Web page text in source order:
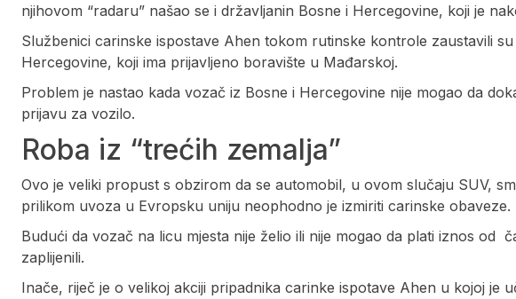
njihovom “radaru” našao se i državljanin Bosne i Hercegovine, koji je
Službenici carinske ispostave Ahen tokom rutinske kontrole zaustavili
Hercegovine, koji ima prijavljeno boravište u Mađarskoj.
Problem je nastao kada vozač iz Bosne i Hercegovine nije mogao da
prijavu za vozilo.
Roba iz “trećih zemalja”
Ovo je veliki propust s obzirom da se automobil, u ovom slučaju SUV,
prilikom uvoza u Evropsku uniju neophodno je izmiriti carinske obaveze.
Budući da vozač na licu mjesta nije želio ili nije mogao da plati iznos od
zaplijenili.
Inače, riječ je o velikoj akciji pripadnika carinke ispotave Ahen u kojoj je